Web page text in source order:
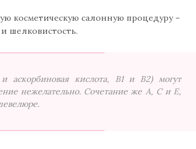
косметическую салонную процедуру –
шелковистость.
кислота, В1 и В2) могут
нежелательно. Сочетание же А, С и Е,